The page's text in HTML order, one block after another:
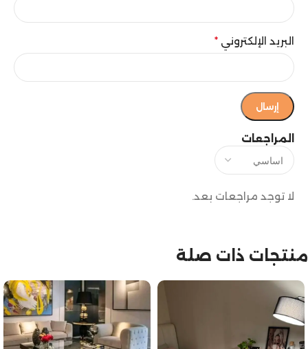
المراجعات
لا توجد مراجعات بعد.
البريد الإلكتروني *
منتجات ذات صلة